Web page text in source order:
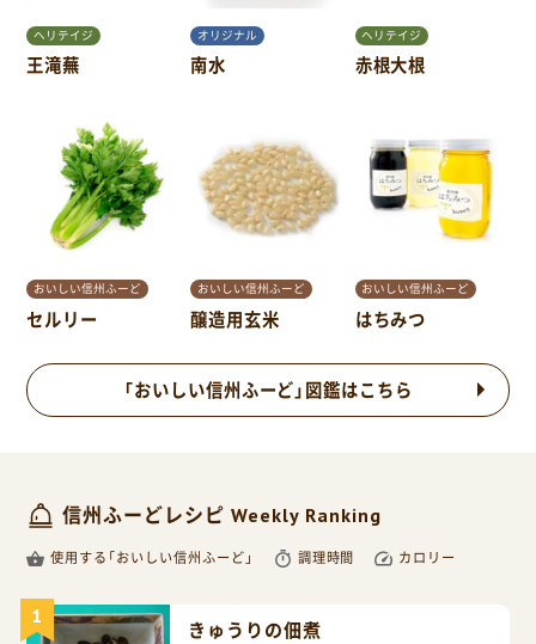
ヘリテイジ
王滝蕪
オリジナル
南水
ヘリテイジ
赤根大根
おいしい信州ふーど
セルリー
おいしい信州ふーど
醸造用玄米
おいしい信州ふーど
はちみつ
「おいしい信州ふーど」図鑑はこちら
信州ふーどレシピ Weekly Ranking
使用する「おいしい信州ふーど」 調理時間 カロリー
きゅうりの佃煮